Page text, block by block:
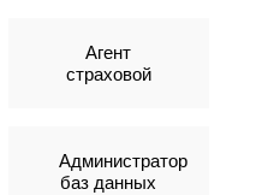
Агент
страховой
Администратор
баз данных